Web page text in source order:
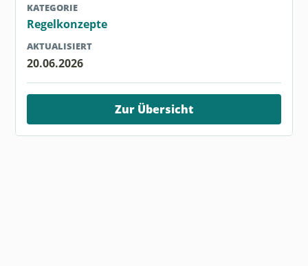
KATEGORIE
Regelkonzepte
AKTUALISIERT
20.06.2026
Zur Übersicht